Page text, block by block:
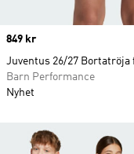
Price
849 kr
Juventus 26/27 Bortatröja
Barn Performance
Nyhet